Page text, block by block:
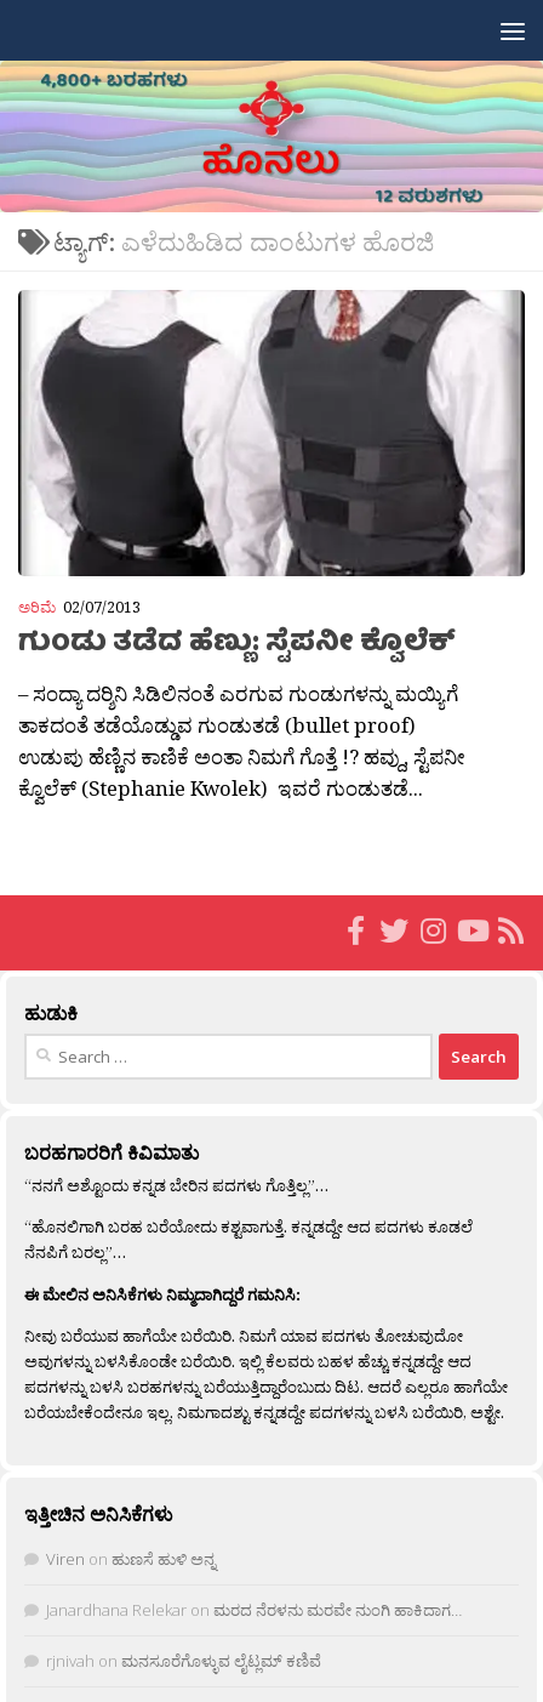
ಟ್ಯಾಗ್: ಎಳೆದುಹಿಡಿದ ದಾಂಟುಗಳ ಹೊರಜಿ
ಅರಿಮೆ 02/07/2013
ಗುಂಡು ತಡೆದ ಹೆಣ್ಣು: ಸ್ಟೆಪನೀ ಕ್ವೊಲೆಕ್
– ಸಂದ್ಯಾ ದರ‍್ಶಿನಿ ಸಿಡಿಲಿನಂತೆ ಎರಗುವ ಗುಂಡುಗಳನ್ನು ಮಯ್ಯಿಗೆ
ತಾಕದಂತೆ ತಡೆಯೊಡ್ಡುವ ಗುಂಡುತಡೆ (bullet proof)
ಉಡುಪು ಹೆಣ್ಣಿನ ಕಾಣಿಕೆ ಅಂತಾ ನಿಮಗೆ ಗೊತ್ತೆ !? ಹವ್ದು, ಸ್ಟೆಪನೀ
ಕ್ವೊಲೆಕ್ (Stephanie Kwolek) ಇವರೆ ಗುಂಡುತಡೆ...
ಹುಡುಕಿ
Search
ಬರಹಗಾರರಿಗೆ ಕಿವಿಮಾತು
“ನನಗೆ ಅಶ್ಟೊಂದು ಕನ್ನಡ ಬೇರಿನ ಪದಗಳು ಗೊತ್ತಿಲ್ಲ”…
“ಹೊನಲಿಗಾಗಿ ಬರಹ ಬರೆಯೋದು ಕಶ್ಟವಾಗುತ್ತೆ. ಕನ್ನಡದ್ದೇ ಆದ ಪದಗಳು ಕೂಡಲೆ
ನೆನಪಿಗೆ ಬರಲ್ಲ”…
ಈ ಮೇಲಿನ ಅನಿಸಿಕೆಗಳು ನಿಮ್ಮದಾಗಿದ್ದರೆ ಗಮನಿಸಿ:
ನೀವು ಬರೆಯುವ ಹಾಗೆಯೇ ಬರೆಯಿರಿ. ನಿಮಗೆ ಯಾವ ಪದಗಳು ತೋಚುವುದೋ
ಅವುಗಳನ್ನು ಬಳಸಿಕೊಂಡೇ ಬರೆಯಿರಿ. ಇಲ್ಲಿ ಕೆಲವರು ಬಹಳ ಹೆಚ್ಚು ಕನ್ನಡದ್ದೇ ಆದ
ಪದಗಳನ್ನು ಬಳಸಿ ಬರಹಗಳನ್ನು ಬರೆಯುತ್ತಿದ್ದಾರೆಂಬುದು ದಿಟ. ಆದರೆ ಎಲ್ಲರೂ ಹಾಗೆಯೇ
ಬರೆಯಬೇಕೆಂದೇನೂ ಇಲ್ಲ. ನಿಮಗಾದಶ್ಟು ಕನ್ನಡದ್ದೇ ಪದಗಳನ್ನು ಬಳಸಿ ಬರೆಯಿರಿ, ಅಶ್ಟೇ.
ಇತ್ತೀಚಿನ ಅನಿಸಿಕೆಗಳು
Viren on ಹುಣಸೆ ಹುಳಿ ಅನ್ನ
Janardhana Relekar on ಮರದ ನೆರಳನು ಮರವೇ ನುಂಗಿ ಹಾಕಿದಾಗ…
rjnivah on ಮನಸೂರೆಗೊಳ್ಳುವ ಲೈಟ್ಲಮ್ ಕಣಿವೆ